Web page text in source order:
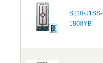
S118-J1SS-
1808YB